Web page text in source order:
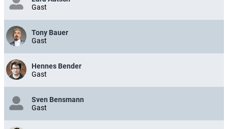
Gast
Tony Bauer
Gast
Hennes Bender
Gast
Sven Bensmann
Gast